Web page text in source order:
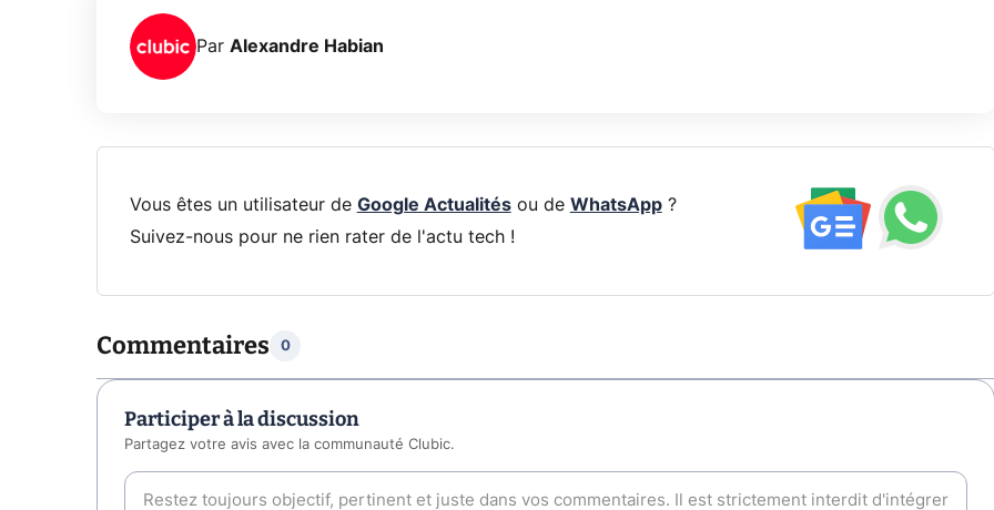
Par Alexandre Habian
Vous êtes un utilisateur de Google Actualitésou de WhatsApp?
Suivez-nous pour ne rien rater de l'actu tech !
Commentaires 0
Participer à la discussion
Partagez votre avis avec la communauté Clubic.